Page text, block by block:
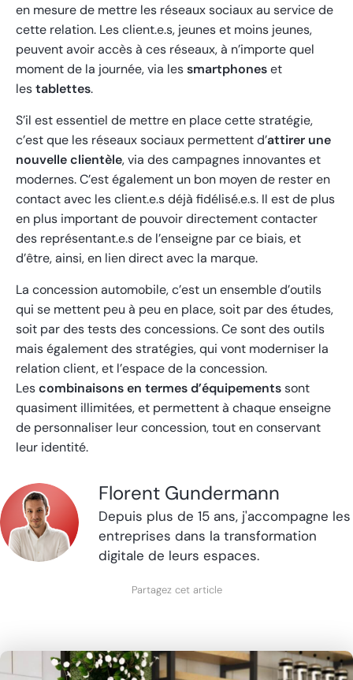
en mesure de mettre les réseaux sociaux au service de
cette relation. Les client.e.s, jeunes et moins jeunes,
peuvent avoir accès à ces réseaux, à n’importe quel
moment de la journée, via lessmartphoneset
lestablettes.
S’il est essentiel de mettre en place cette stratégie,
c’est que les réseaux sociaux permettent d’attirer une
nouvelle clientèle, via des campagnes innovantes et
modernes. C’est également un bon moyen de rester en
contact avec les client.e.s déjà fidélisé.e.s. Il est de plus
en plus important de pouvoir directement contacter
des représentant.e.s de l’enseigne par ce biais, et
d’être, ainsi, en lien direct avec la marque.
La concession automobile, c’est un ensemble d’outils
qui se mettent peu à peu en place, soit par des études,
soit par des tests des concessions. Ce sont des outils
mais également des stratégies, qui vont moderniser la
relation client, et l’espace de la concession.
Lescombinaisonsen termes d’équipementssont
quasiment illimitées, et permettent à chaque enseigne
de personnaliser leur concession, tout en conservant
leur identité.
Florent Gundermann
Depuis plus de 15 ans, j'accompagne les
entreprises dans la transformation
digitale de leurs espaces.
Partagez cet article